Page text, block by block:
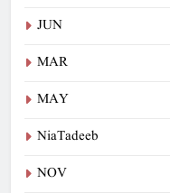
JUN
MAR
MAY
NiaTadeeb
NOV